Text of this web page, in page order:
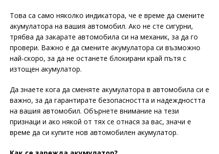
Това са само няколко индикатора, че е време да смените
акумулатора на вашия автомобил. Ако не сте сигурни,
трябва да закарате автомобила си на механик, за да го
провери. Важно е да смените акумулатора си възможно
най-скоро, за да не останете блокирани край пътя с
изтощен акумулатор.
Да знаете кога да сменяте акумулатора в автомобила си е
важно, за да гарантирате безопасността и надеждността
на вашия автомобил. Обърнете внимание на тези
признаци и ако някой от тях се отнася за вас, значи е
време да си купите нов автомобилен акумулатор.